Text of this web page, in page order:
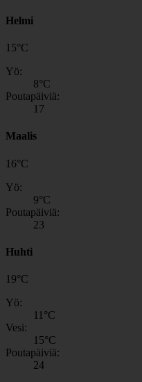
Helmi
15°C
Yö:
8°C
Poutapäiviä:
17
Maalis
16°C
Yö:
9°C
Poutapäiviä:
23
Huhti
19°C
Yö:
11 °C
Vesi:
15°C
Poutapäiviä:
24